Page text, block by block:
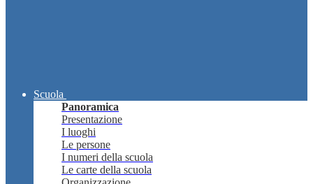
Scuola
Panoramica
Presentazione
I luoghi
Le persone
I numeri della scuola
Le carte della scuola